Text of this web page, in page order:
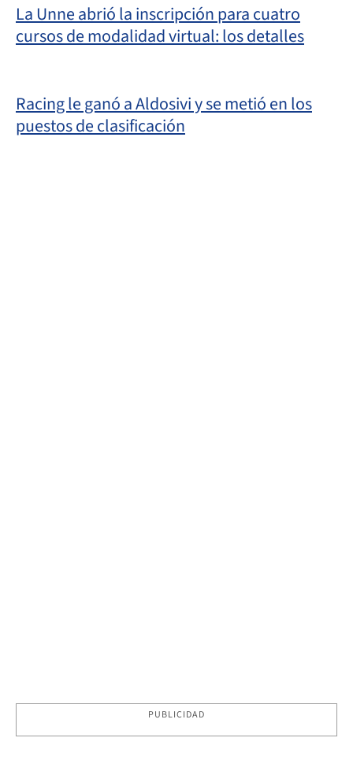
La Unne abrió la inscripción para cuatro
cursos de modalidad virtual: los detalles
Racing le ganó a Aldosivi y se metió en los
puestos de clasificación
PUBLICIDAD